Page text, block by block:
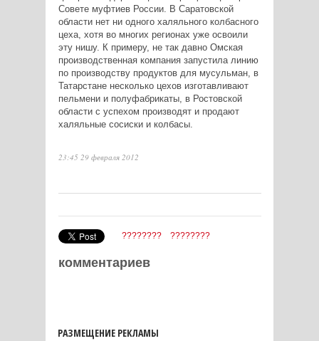
Совете муфтиев России. В Саратовской
области нет ни одного халяльного колбасного
цеха, хотя во многих регионах уже освоили
эту нишу. К примеру, не так давно Омская
производственная компания запустила линию
по производству продуктов для мусульман, в
Татарстане несколько цехов изготавливают
пельмени и полуфабрикаты, в Ростовской
области с успехом производят и продают
халяльные сосиски и колбасы.
23:45 29 февраля 2012
???????? ????????
комментариев
РАЗМЕЩЕНИЕ РЕКЛАМЫ